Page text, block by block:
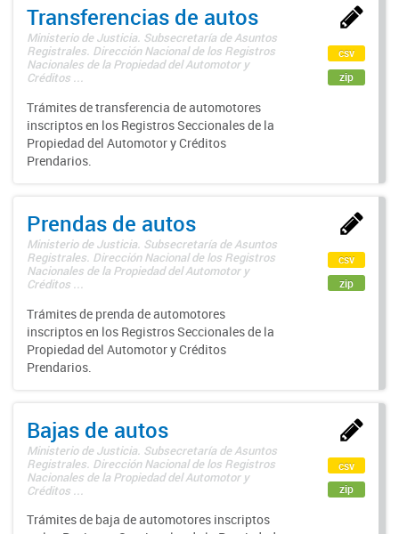
Transferencias de autos
Ministerio de Justicia. Subsecretaría de Asuntos
Registrales. Dirección Nacional de los Registros
Nacionales de la Propiedad del Automotor y
Créditos ...
Trámites de transferencia de automotores
inscriptos en los Registros Seccionales de la
Propiedad del Automotor y Créditos
Prendarios.
csv
zip
Prendas de autos
Ministerio de Justicia. Subsecretaría de Asuntos
Registrales. Dirección Nacional de los Registros
Nacionales de la Propiedad del Automotor y
Créditos ...
Trámites de prenda de automotores
inscriptos en los Registros Seccionales de la
Propiedad del Automotor y Créditos
Prendarios.
csv
zip
Bajas de autos
Ministerio de Justicia. Subsecretaría de Asuntos
Registrales. Dirección Nacional de los Registros
Nacionales de la Propiedad del Automotor y
Créditos ...
Trámites de baja de automotores inscriptos
csv
zip